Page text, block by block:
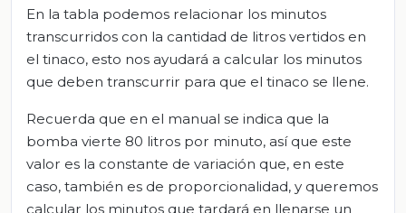
En la tabla podemos relacionar los minutos
transcurridos con la cantidad de litros vertidos en
el tinaco, esto nos ayudará a calcular los minutos
que deben transcurrir para que el tinaco se llene.
Recuerda que en el manual se indica que la
bomba vierte 80 litros por minuto, así que este
valor es la constante de variación que, en este
caso, también es de proporcionalidad, y queremos
calcular los minutos que tardará en llenarse un